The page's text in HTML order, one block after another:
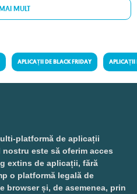
MULT
APLICAȚII DE BLACK FRIDAY APLICAȚII
platformă de aplicații
este să oferim acces
extins de aplicații, fără
o platformă legală de
și, de asemenea, prin